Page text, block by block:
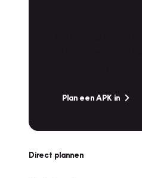
Plan een APK in
Direct plannen